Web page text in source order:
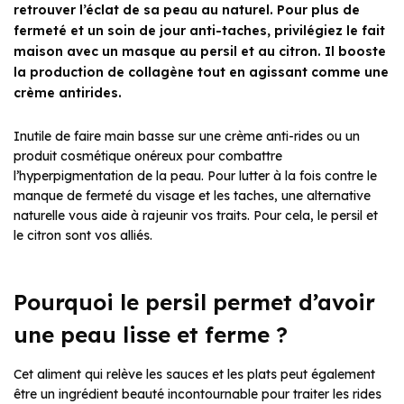
retrouver l’éclat de sa peau au naturel. Pour plus de
fermeté et un soin de jour anti-taches, privilégiez le fait
maison avec un masque au persil et au citron. Il booste
la production de collagène tout en agissant comme une
crème antirides.
Inutile de faire main basse sur une crème anti-rides ou un
produit cosmétique onéreux pour combattre
l’hyperpigmentation de la peau. Pour lutter à la fois contre le
manque de fermeté du visage et les taches, une alternative
naturelle vous aide à rajeunir vos traits. Pour cela, le persil et
le citron sont vos alliés.
Pourquoi le persil permet d’avoir
une peau lisse et ferme ?
Cet aliment qui relève les sauces et les plats peut également
être un ingrédient beauté incontournable pour traiter les rides